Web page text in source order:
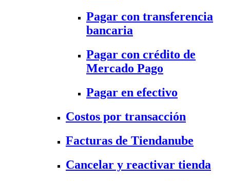
Pagar con transferencia
bancaria
Pagar con crédito de
Mercado Pago
Pagar en efectivo
Costos por transacción
Facturas de Tiendanube
Cancelar y reactivar tienda